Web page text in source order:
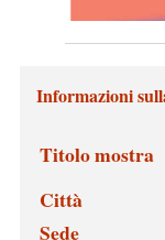
Informazioni
Titolo mostra
Città
Sede